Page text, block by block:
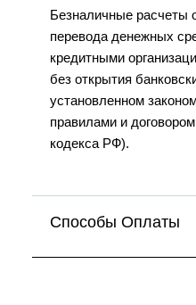
Безналичные расчеты
перевода денежных
кредитными
без открытия
установленном
правилами и
кодекса РФ).
Способы Оплаты